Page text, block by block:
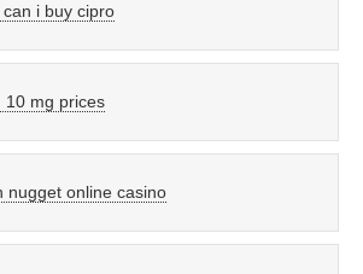
i buy cipro
10 mg prices
nugget online casino